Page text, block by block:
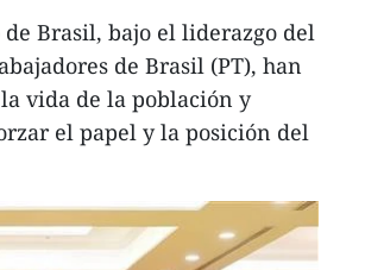
Brasil, bajo el liderazgo del
de Brasil (PT), han
vida de la población y
el papel y la posición del